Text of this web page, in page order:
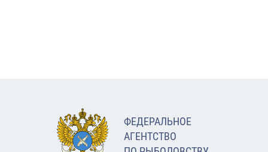
ФЕДЕРАЛЬНОЕ
АГЕНТСТВО